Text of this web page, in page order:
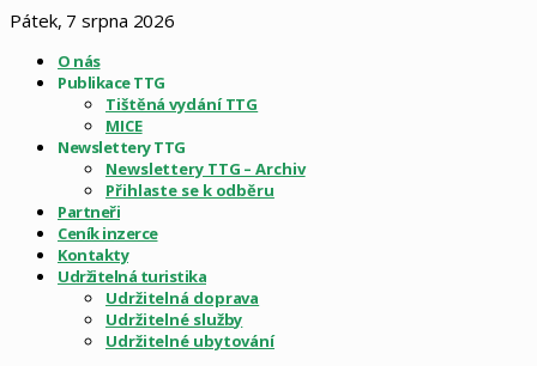
Pátek, 7 srpna 2026
O nás
Publikace TTG
Tištěná vydání TTG
MICE
Newslettery TTG
Newslettery TTG – Archiv
Přihlaste se k odběru
Partneři
Ceník inzerce
Kontakty
Udržitelná turistika
Udržitelná doprava
Udržitelné služby
Udržitelné ubytování